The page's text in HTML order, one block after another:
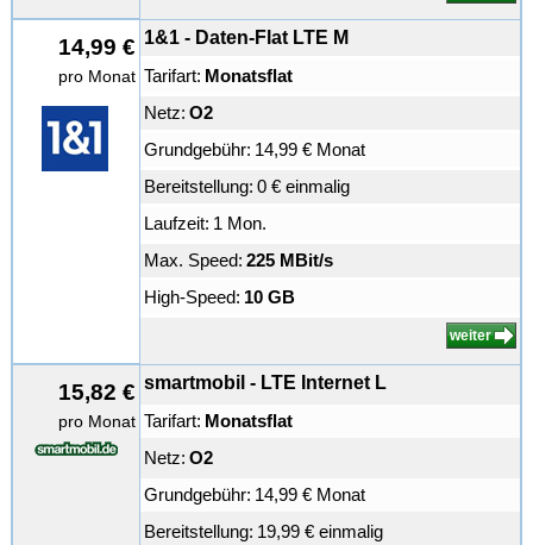
14,99 €
pro Monat
1&1 - Daten-Flat LTE M
Tarifart: Monatsflat
Netz: O2
Grundgebühr: 14,99 € Monat
Bereitstellung: 0 € einmalig
Laufzeit: 1 Mon.
Max. Speed: 225 MBit/s
High-Speed: 10 GB
weiter
15,82 €
pro Monat
smartmobil - LTE Internet L
Tarifart: Monatsflat
Netz: O2
Grundgebühr: 14,99 € Monat
Bereitstellung: 19,99 € einmalig